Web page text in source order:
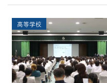
高等学校